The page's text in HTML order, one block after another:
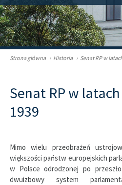
Strona główna › Historia › Senat RP w
Senat RP w
1939
Mimo wielu przeobrażeń
większości państw europejskich
w Polsce odrodzonej po
dwuizbowy system